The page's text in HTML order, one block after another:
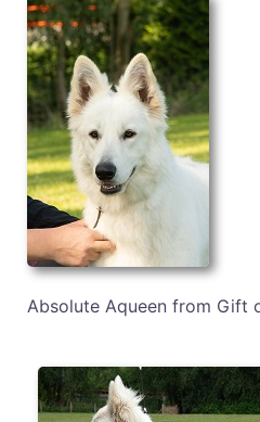
Absolute Aqueen from Gift